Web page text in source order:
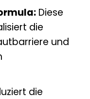
Diese
die
und
die